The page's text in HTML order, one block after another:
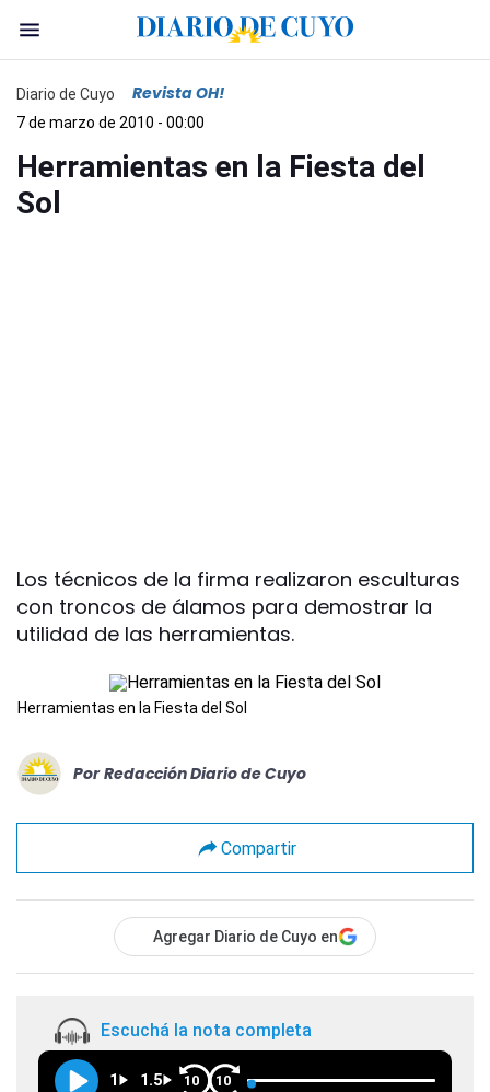
Diario de Cuyo Revista OH!
7 de marzo de 2010 - 00:00
Herramientas en la Fiesta del
Sol
Los técnicos de la firma realizaron esculturas
con troncos de álamos para demostrar la
utilidad de las herramientas.
Herramientas en la Fiesta del Sol
Por Redacción Diario de Cuyo
Compartir
Agregar Diario de Cuyo en
Escuchá la nota completa
1 1.5 10 10